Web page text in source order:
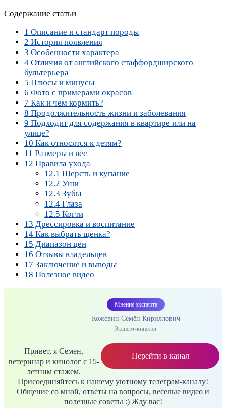
Содержание статьи
1 Описание и стандарт породы
2 История появления
3 Особенности характера
4 Отличия от английского стаффордширского
бультерьера
5 Плюсы и минусы
6 Фото с примерами окрасов
7 Как и чем кормить?
8 Продолжительность жизни и заболевания
9 Подходит для содержания в квартире или на
улице?
10 Как относятся к детям?
11 Размеры и вес
12 Правила ухода
12.1 Шерсть и купание
12.2 Уши
12.3 Зубы
12.4 Глаза
12.5 Когти
13 Дрессировка и воспитание
14 Как выбрать щенка?
15 Диапазон цен
16 Отзывы владельцев
17 Заключение и выводы
18 Полезное видео
Мнение эксперта
Кожевин Семён Кириллович
Эксперт-кинолог
Перейти в канал
Привет, я Семен,
ветеринар и кинолог с 15-
летним стажем.
Присоединяйтесь к нашему уютному телеграм-каналу!
Общение со мной, ответы на вопросы, веселые видео и
полезные советы :) Жду вас!